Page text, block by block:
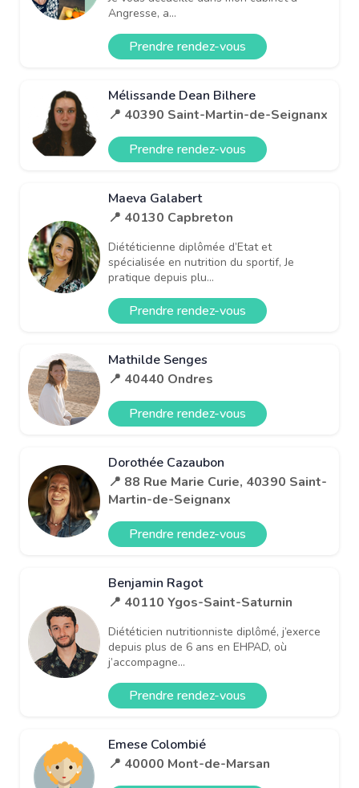
Angresse, a...
Prendre rendez-vous
Mélissande Dean Bilhere
📍 40390 Saint-Martin-de-Seignanx
Prendre rendez-vous
Maeva Galabert
📍 40130 Capbreton
Diététicienne diplômée d’Etat et
spécialisée en nutrition du sportif, Je
pratique depuis plu...
Prendre rendez-vous
Mathilde Senges
📍 40440 Ondres
Prendre rendez-vous
Dorothée Cazaubon
📍 88 Rue Marie Curie, 40390 Saint-
Martin-de-Seignanx
Prendre rendez-vous
Benjamin Ragot
📍 40110 Ygos-Saint-Saturnin
Diététicien nutritionniste diplômé, j’exerce
depuis plus de 6 ans en EHPAD, où
j’accompagne...
Prendre rendez-vous
Emese Colombié
📍 40000 Mont-de-Marsan